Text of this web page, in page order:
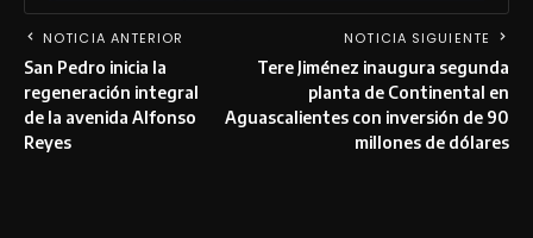
NOTICIA ANTERIOR
San Pedro inicia la
regeneración integral
de la avenida Alfonso
Reyes
NOTICIA SIGUIENTE
Tere Jiménez inaugura segunda
planta de Continental en
Aguascalientes con inversión de 90
millones de dólares